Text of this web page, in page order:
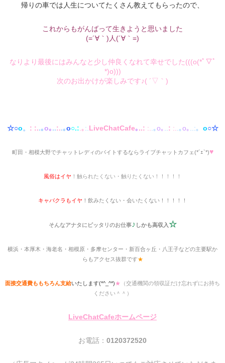
帰りの車では人生についてたくさん教えてもらったので、
これからもがんばって生きようと思いました
(=´∀｀)人(´∀｀=)
なりより最後にはみんなと少し仲良くなれて幸せでした(((o(*ﾟ▽ﾟ
*)o)))
次のお出かけが楽しみです♪( ´▽｀)
☆○o。 : :..｡o｡..:..｡o○.: .｡:. LiveChatCafe｡..: :. .｡o｡ : :. .｡o｡ ..:。 o○☆
町田・相模大野でチャットレディのバイトするならライブチャットカフェ(*´ｪ`*)♥
風俗はイヤ ！触られたくない・触りたくない！！！！！
キャバクラもイヤ ！飲みたくない・会いたくない！！！！！
そんなアナタにピッタリのお仕事♪ しかも高収入☆
横浜・本厚木・海老名・相模原・多摩センター・新百合ヶ丘・八王子などの主要駅か
らもアクセス抜群です★
面接交通費ももちろん支給いたします(*^_^*)★ （交通機関の領収証だけ忘れずにお持ち
ください＾＾）
LiveChatCafeホームページ
お電話： 0120372520